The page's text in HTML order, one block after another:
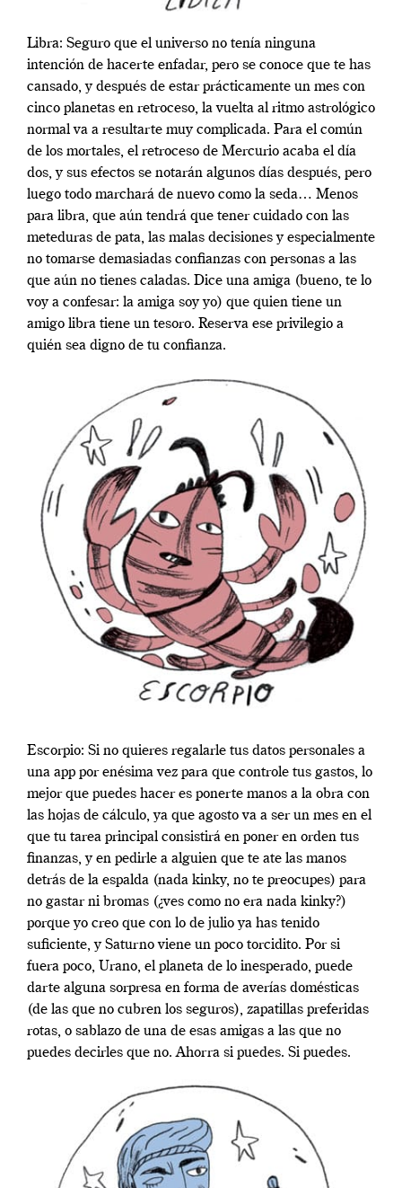
Libra: Seguro que el universo no tenía ninguna
intención de hacerte enfadar, pero se conoce que te has
cansado, y después de estar prácticamente un mes con
cinco planetas en retroceso, la vuelta al ritmo astrológico
normal va a resultarte muy complicada. Para el común
de los mortales, el retroceso de Mercurio acaba el día
dos, y sus efectos se notarán algunos días después, pero
luego todo marchará de nuevo como la seda… Menos
para libra, que aún tendrá que tener cuidado con las
meteduras de pata, las malas decisiones y especialmente
no tomarse demasiadas confianzas con personas a las
que aún no tienes caladas. Dice una amiga (bueno, te lo
voy a confesar: la amiga soy yo) que quien tiene un
amigo libra tiene un tesoro. Reserva ese privilegio a
quién sea digno de tu confianza.
Escorpio: Si no quieres regalarle tus datos personales a
una app por enésima vez para que controle tus gastos, lo
mejor que puedes hacer es ponerte manos a la obra con
las hojas de cálculo, ya que agosto va a ser un mes en el
que tu tarea principal consistirá en poner en orden tus
finanzas, y en pedirle a alguien que te ate las manos
detrás de la espalda (nada kinky, no te preocupes) para
no gastar ni bromas (¿ves como no era nada kinky?)
porque yo creo que con lo de julio ya has tenido
suficiente, y Saturno viene un poco torcidito. Por si
fuera poco, Urano, el planeta de lo inesperado, puede
darte alguna sorpresa en forma de averías domésticas
(de las que no cubren los seguros), zapatillas preferidas
rotas, o sablazo de una de esas amigas a las que no
puedes decirles que no. Ahorra si puedes. Si puedes.